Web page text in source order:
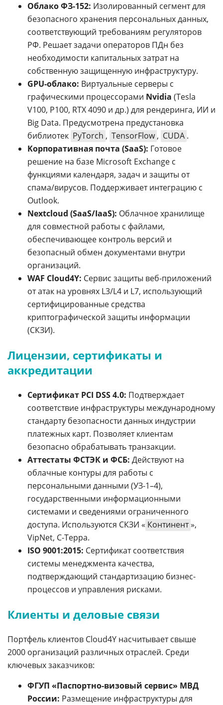
Облако ФЗ-152: Изолированный сегмент для
безопасного хранения персональных данных,
соответствующий требованиям регуляторов
РФ. Решает задачи операторов ПДн без
необходимости капитальных затрат на
собственную защищенную инфраструктуру.
GPU-облако: Виртуальные серверы с
графическими процессорами Nvidia (Tesla
V100, P100, RTX 4090 и др.) для рендеринга, ИИ и
Big Data. Предусмотрена предустановка
библиотек PyTorch , TensorFlow , CUDA .
Kорпоративная почта (SaaS): Готовое
решение на базе Microsoft Exchange с
функциями календаря, задач и защиты от
спама/вирусов. Поддерживает интеграцию с
Outlook.
Nextcloud (SaaS/IaaS): Облачное хранилище
для совместной работы с файлами,
обеспечивающее контроль версий и
безопасный обмен документами внутри
организаций.
WAF Cloud4Y: Сервис защиты веб-приложений
от атак на уровнях L3/L4 и L7, использующий
сертифицированные средства
криптографической защиты информации
(СКЗИ).
Лицензии, сертификаты и
аккредитации
Сертификат PCI DSS 4.0: Подтверждает
соответствие инфраструктуры международному
стандарту безопасности данных индустрии
платежных карт. Позволяет клиентам
безопасно обрабатывать транзакции.
Аттестаты ФСТЭК и ФСБ: Действуют на
облачные контуры для работы с
персональными данными (УЗ-1–4),
государственными информационными
системами и сведениями ограниченного
доступа. Используются СКЗИ « Континент»,
VipNet, C-Терра.
ISO 9001:2015: Сертификат соответствия
системы менеджмента качества,
подтверждающий стандартизацию бизнес-
процессов и управления рисками.
Клиенты и деловые связи
Портфель клиентов Cloud4Y насчитывает свыше
2000 организаций различных отраслей. Среди
ключевых заказчиков:
ФГУП «Паспортно-визовый сервис» МВД
России: Размещение инфраструктуры для